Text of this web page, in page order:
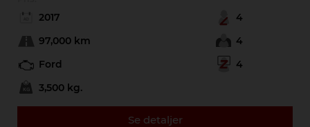
2017
4
97,000 km
4
Ford
4
3,500 kg.
Se detaljer